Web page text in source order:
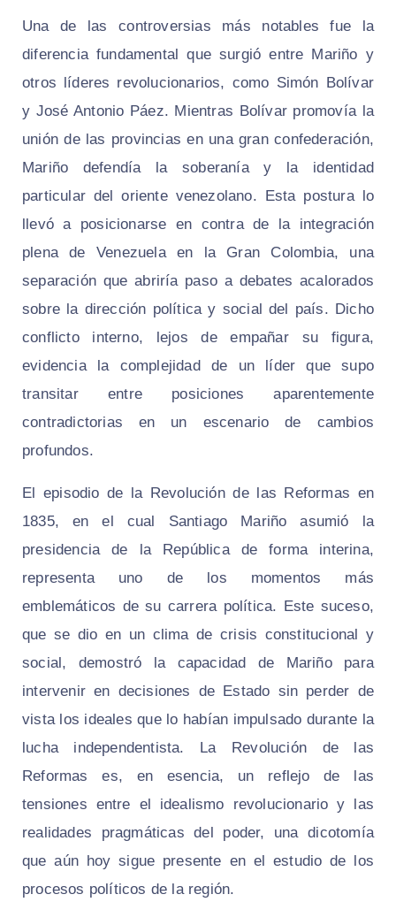
Una de las controversias más notables fue la
diferencia fundamental que surgió entre Mariño y
otros líderes revolucionarios, como Simón Bolívar
y José Antonio Páez. Mientras Bolívar promovía la
unión de las provincias en una gran confederación,
Mariño defendía la soberanía y la identidad
particular del oriente venezolano. Esta postura lo
llevó a posicionarse en contra de la integración
plena de Venezuela en la Gran Colombia, una
separación que abriría paso a debates acalorados
sobre la dirección política y social del país. Dicho
conflicto interno, lejos de empañar su figura,
evidencia la complejidad de un líder que supo
transitar entre posiciones aparentemente
contradictorias en un escenario de cambios
profundos.
El episodio de la Revolución de las Reformas en
1835, en el cual Santiago Mariño asumió la
presidencia de la República de forma interina,
representa uno de los momentos más
emblemáticos de su carrera política. Este suceso,
que se dio en un clima de crisis constitucional y
social, demostró la capacidad de Mariño para
intervenir en decisiones de Estado sin perder de
vista los ideales que lo habían impulsado durante la
lucha independentista. La Revolución de las
Reformas es, en esencia, un reflejo de las
tensiones entre el idealismo revolucionario y las
realidades pragmáticas del poder, una dicotomía
que aún hoy sigue presente en el estudio de los
procesos políticos de la región.